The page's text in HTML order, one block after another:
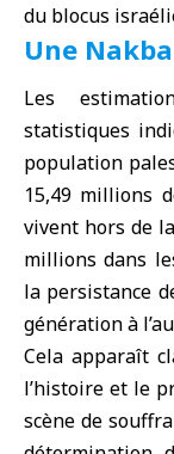
du blocus
Une
Les
statistiques
population
15,49 millions
vivent hors de
millions dans
la persistance
génération à
Cela apparaît
l’histoire et le
scène de